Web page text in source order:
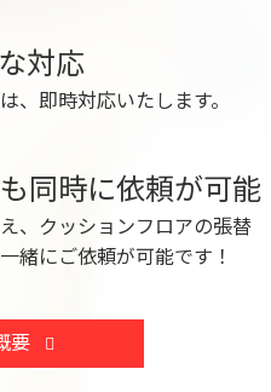
対応
、即時対応いたします。
同時に依頼が可能
、クッションフロアの張替
緒にご依頼が可能です！
要